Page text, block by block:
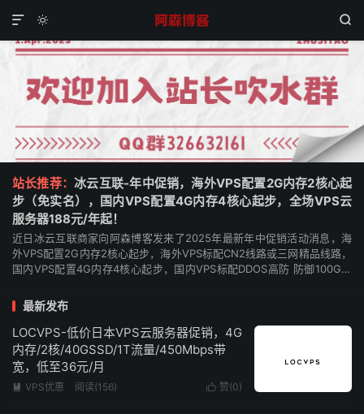
 

站长推荐：冰云互联-年中促销，海外VPS配置2G内存2核心起
步（免实名），国内VPS配置4G内存4核心起步，全场VPS云
服务器188元/年起！
近日冰云互联商家向阿森博客发来了2025年最新年中促销活动消息，海
外VPS配置2G内存2核心起步，海外VPS标配CN2线路或三网精品线路，
国内VPS配置4G内存4核心起步，国内VPS标配DDOS高防 防御100G起
最新发布
LOCVPS-低价日本VPS云服务器促销，4G
内存/2核/40GSSD/1T流量/450Mbps带
宽，低至36元/月
 赞(0)
 VPS优惠 阅读(156)